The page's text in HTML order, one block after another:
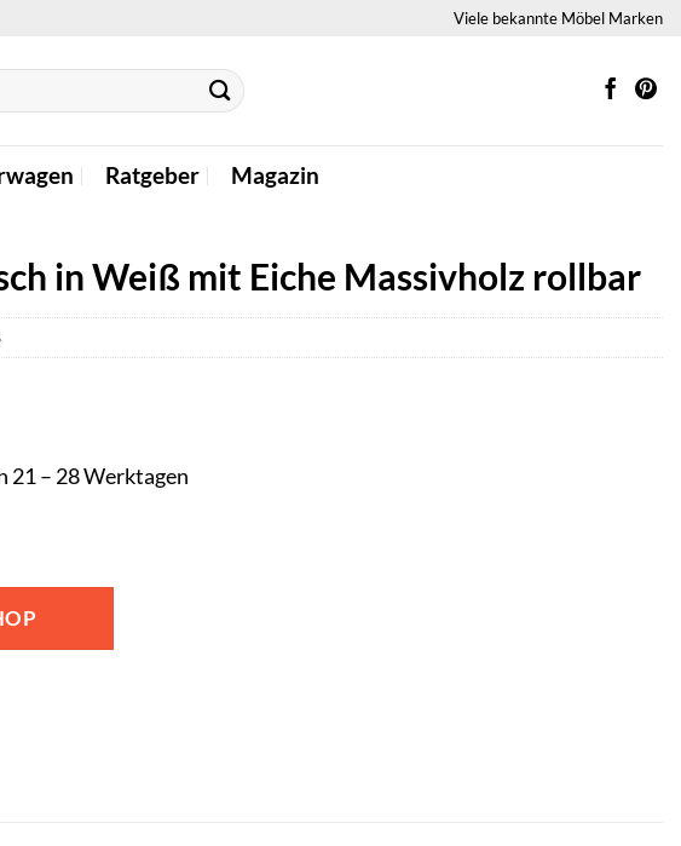
Viele bekannte Möbel Marken
Ratgeber Magazin
in Weiß mit Eiche Massivholz rollbar
21 – 28 Werktagen